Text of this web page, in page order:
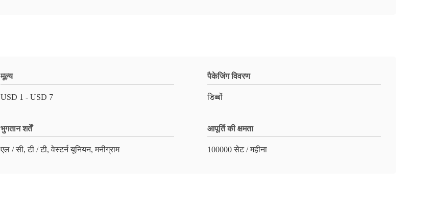
मूल्य
USD 1 - USD 7
पैकेजिंग विवरण
डिब्बों
भुगतान शर्तें
एल / सी, टी / टी, वेस्टर्न यूनियन, मनीग्राम
आपूर्ति की क्षमता
100000 सेट / महीना